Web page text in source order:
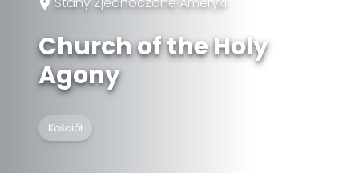
Church of the Holy
Agony
Kościół